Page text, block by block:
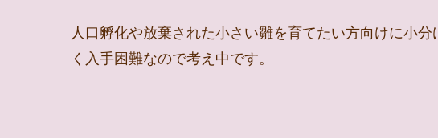
人口孵化や放棄された小さい雛を育てたい方向けに小
く入手困難なので考え中です。